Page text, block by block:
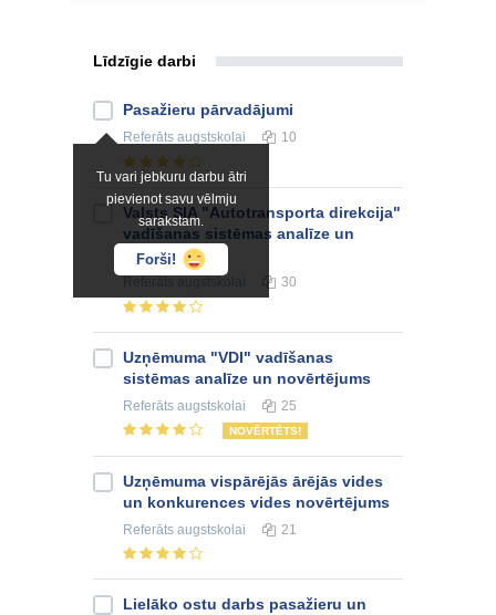
Līdzīgie darbi
Tu vari jebkuru darbu ātri
pievienot savu vēlmju
sarakstam.
Forši!
Pasažieru pārvadājumi
Referāts augstskolai 10
Valsts SIA "Autotransporta direkcija"
vadīšanas sistēmas analīze un
novērtējums
30
Uzņēmuma "VDI" vadīšanas
sistēmas analīze un novērtējums
Referāts augstskolai 25
NOVĒRTĒTS!
Uzņēmuma vispārējās ārējās vides
un konkurences vides novērtējums
Referāts augstskolai 21
Lielāko ostu darbs pasažieru un